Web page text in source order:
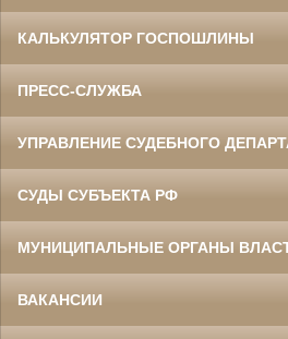
КАЛЬКУЛЯТОР ГОСПОШЛИНЫ
ПРЕСС-СЛУЖБА
УПРАВЛЕНИЕ СУДЕБНОГО
СУДЫ СУБЪЕКТА РФ
МУНИЦИПАЛЬНЫЕ ОРГАНЫ
ВАКАНСИИ